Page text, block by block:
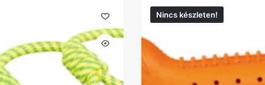
Nincs készleten!